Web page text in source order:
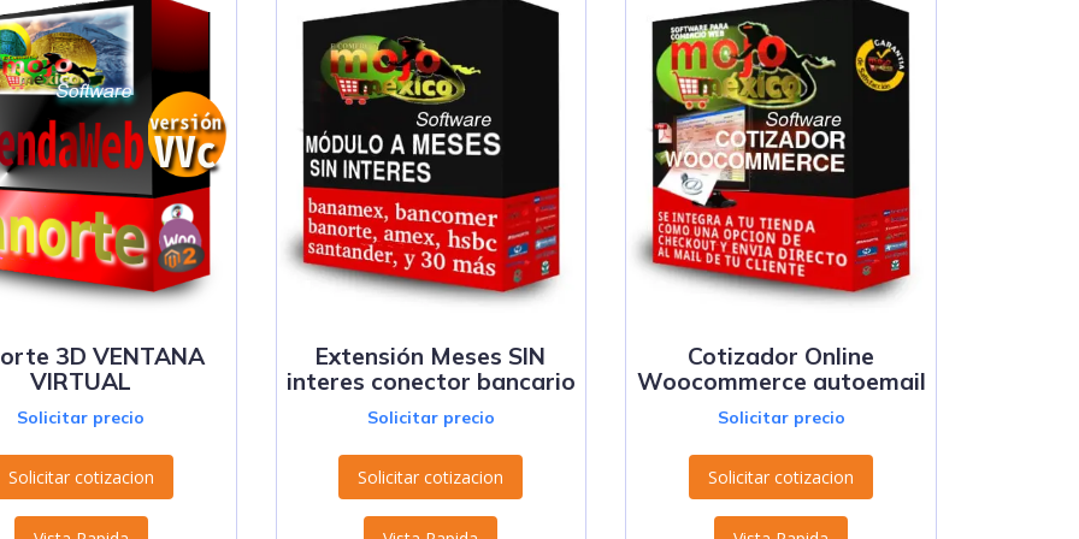
3D VENTANA
VIRTUAL
Solicitar precio
Solicitar cotizacion
Extensión Meses SIN
interes conector bancario
Solicitar precio
Solicitar cotizacion
Cotizador Online
Woocommerce autoemail
Solicitar precio
Solicitar cotizacion